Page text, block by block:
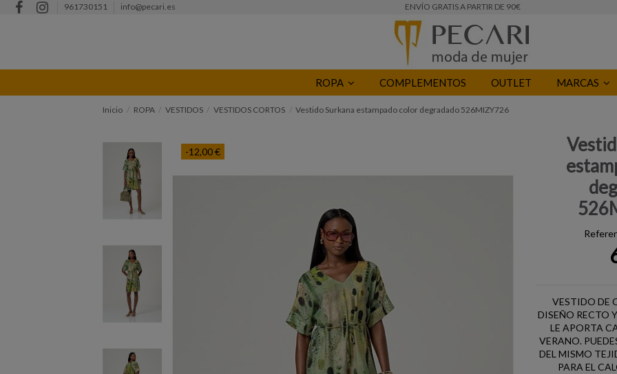
961730151 info@pecari.es ENVÍO GRATIS A PARTIR DE 90€
ROPA COMPLEMENTOS OUTLET MARCAS
Inicio ROPA VESTIDOS VESTIDOS CORTOS Vestido Surkana estampado color degradado 526MIZY726
-12,00 €
VESTIDO DE
DISEÑO RECTO
LE APORTA
VERANO.
DEL MISMO
PARA EL